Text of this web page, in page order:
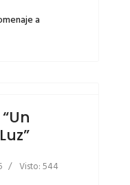
a
Visto: 544